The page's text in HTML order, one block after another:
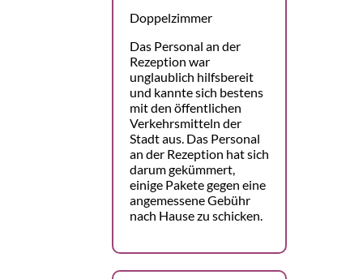
Doppelzimmer
Das Personal an der
Rezeption war
unglaublich hilfsbereit
und kannte sich bestens
mit den öffentlichen
Verkehrsmitteln der
Stadt aus. Das Personal
an der Rezeption hat sich
darum gekümmert,
einige Pakete gegen eine
angemessene Gebühr
nach Hause zu schicken.